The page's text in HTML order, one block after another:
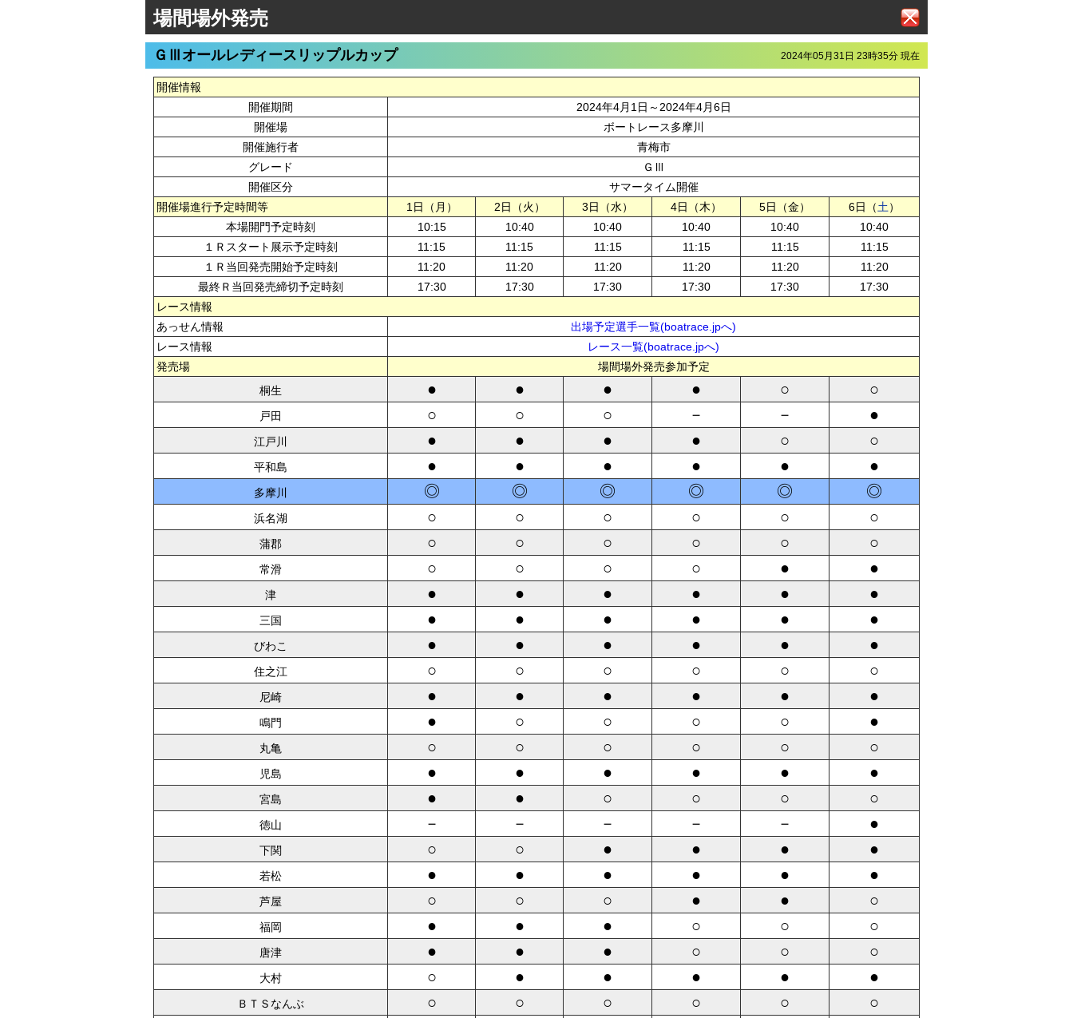
場間場外発売
2024年05月31日 23時35分 現在
ＧⅢオールレディースリップルカップ
開催情報
開催期間
2024年4月1日～2024年4月6日
開催場
ボートレース多摩川
開催施行者
青梅市
グレード
ＧⅢ
開催区分
サマータイム開催
開催場進行予定時間等
1日（月） 2日（火） 3日（水） 4日（木） 5日（金） 6日（土）
本場開門予定時刻
10:15 10:40 10:40 10:40 10:40
10:40
１Ｒスタート展示予定時刻
11:15 11:15 11:15 11:15 11:15
11:15
１Ｒ当回発売開始予定時刻
11:20 11:20 11:20 11:20 11:20
11:20
最終Ｒ当回発売締切予定時刻
17:30 17:30 17:30 17:30 17:30
17:30
レース情報
あっせん情報
出場予定選手一覧(boatrace.jpへ)
レース情報
レース一覧(boatrace.jpへ)
発売場
場間場外発売参加予定
桐生
● ● ● ● ○ ○
戸田 ○ ○ ○ － － ●
江戸川 ● ● ● ● ○ ○
平和島 ● ● ● ● ● ●
多摩川 ◎ ◎ ◎ ◎ ◎ ◎
浜名湖 ○ ○ ○ ○ ○ ○
蒲郡 ○ ○ ○ ○ ○ ○
常滑 ○ ○ ○ ○ ● ●
津 ● ● ● ● ● ●
三国 ● ● ● ● ● ●
びわこ ● ● ● ● ● ●
住之江 ○ ○ ○ ○ ○ ○
尼崎 ● ● ● ● ● ●
鳴門 ● ○ ○ ○ ○ ●
丸亀 ○ ○ ○ ○ ○ ○
児島 ● ● ● ● ● ●
宮島 ● ● ○ ○ ○ ○
徳山 － － － － － ●
下関 ○ ○ ● ● ● ●
若松 ● ● ● ● ● ●
芦屋 ○ ○ ○ ● ● ○
福岡 ● ● ● ○ ○ ○
唐津 ● ● ● ○ ○ ○
大村 ○ ● ● ● ● ●
ＢＴＳなんぶ ○ ○ ○ ○ ○ ○